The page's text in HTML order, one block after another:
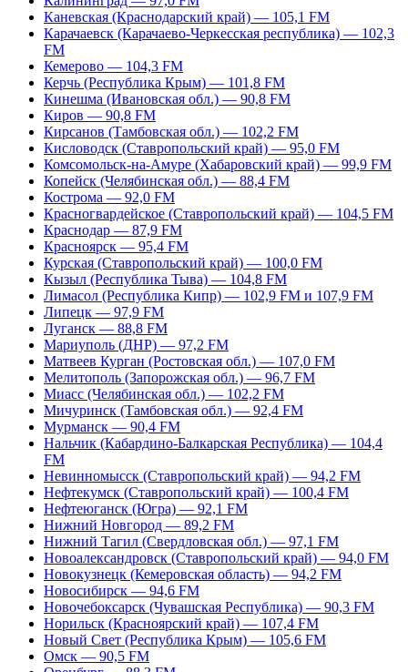
Каневская (Краснодарский край) — 105,1 FM
Карачаевск (Карачаево-Черкесская республика) — 102,3
FM
Кемерово — 104,3 FM
Керчь (Республика Крым) — 101,8 FM
Кинешма (Ивановская обл.) — 90,8 FM
Киров — 90,8 FM
Кирсанов (Тамбовская обл.) — 102,2 FM
Кисловодск (Ставропольский край) — 95,0 FM
Комсомольск-на-Амуре (Хабаровский край) — 99,9 FM
Копейск (Челябинская обл.) — 88,4 FM
Кострома — 92,0 FM
Красногвардейское (Ставропольский край) — 104,5 FM
Краснодар — 87,9 FM
Красноярск — 95,4 FM
Курская (Ставропольский край) — 100,0 FM
Кызыл (Республика Тыва) — 104,8 FM
Лимасол (Республика Кипр) — 102,9 FM и 107,9 FM
Липецк — 97,9 FM
Луганск — 88,8 FM
Мариуполь (ДНР) — 97,2 FM
Матвеев Курган (Ростовская обл.) — 107,0 FM
Мелитополь (Запорожская обл.) — 96,7 FM
Миасс (Челябинская обл.) — 102,2 FM
Мичуринск (Тамбовская обл.) — 92,4 FM
Мурманск — 90,4 FM
Нальчик (Кабардино-Балкарская Республика) — 104,4
FM
Невинномысск (Ставропольский край) — 94,2 FM
Нефтекумск (Ставропольский край) — 100,4 FM
Нефтеюганск (Югра) — 92,1 FM
Нижний Новгород — 89,2 FM
Нижний Тагил (Свердловская обл.) — 97,1 FM
Новоалександровск (Ставропольский край) — 94,0 FM
Новокузнецк (Кемеровская область) — 94,2 FM
Новосибирск — 94,6 FM
Новочебоксарск (Чувашская Республика) — 90,3 FM
Норильск (Красноярский край) — 107,4 FM
Новый Свет (Республика Крым) — 105,6 FM
Омск — 90,5 FM